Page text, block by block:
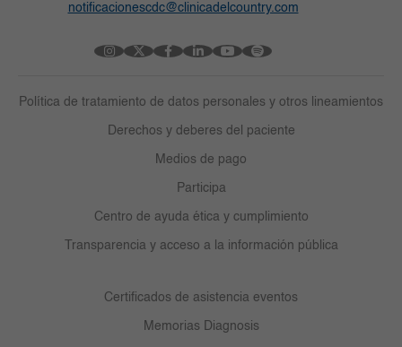
notificacionescdc@clinicadelcountry.com
Política de tratamiento de datos personales y otros lineamientos
Derechos y deberes del paciente
Medios de pago
Participa
Centro de ayuda ética y cumplimiento
Transparencia y acceso a la información pública
Certificados de asistencia eventos
Memorias Diagnosis